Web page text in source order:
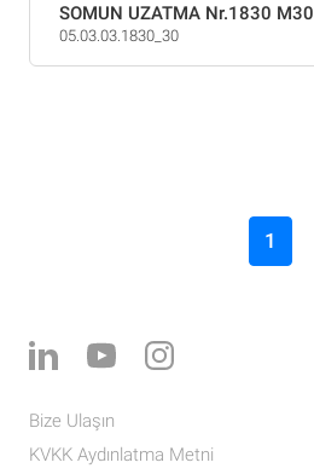
SOMUN UZATMA Nr.1830 M30
05.03.03.1830_30
1
Bize Ulaşın
KVKK Aydınlatma Metni